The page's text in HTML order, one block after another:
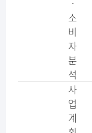
·
소
비
자
분
석
사
업
계